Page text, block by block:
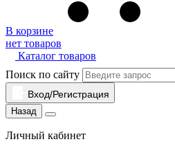
В корзине
нет товаров
Каталог товаров
Поиск по сайту
Вход/Регистрация
Назад
Личный кабинет